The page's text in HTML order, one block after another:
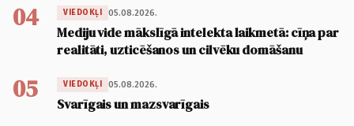
04 VIEDOKĻI 05.08.2026.
Mediju vide mākslīgā intelekta laikmetā: cīņa par
realitāti, uzticēšanos un cilvēku domāšanu
05 VIEDOKĻI 05.08.2026.
Svarīgais un mazsvarīgais